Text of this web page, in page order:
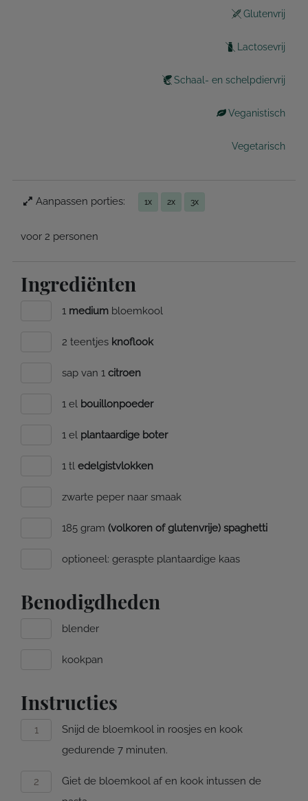
Glutenvrij
Lactosevrij
Schaal- en schelpdiervrij
Veganistisch
Vegetarisch
Aanpassen porties: 1x 2x 3x
voor 2 personen
Ingrediënten
1 medium bloemkool
2 teentjes knoflook
sap van 1 citroen
1 el bouillonpoeder
1 el plantaardige boter
1 tl edelgistvlokken
zwarte peper naar smaak
185 gram (volkoren of glutenvrije) spaghetti
optioneel: geraspte plantaardige kaas
Benodigdheden
blender
kookpan
Instructies
Snijd de bloemkool in roosjes en kook
gedurende 7 minuten.
Giet de bloemkool af en kook intussen de